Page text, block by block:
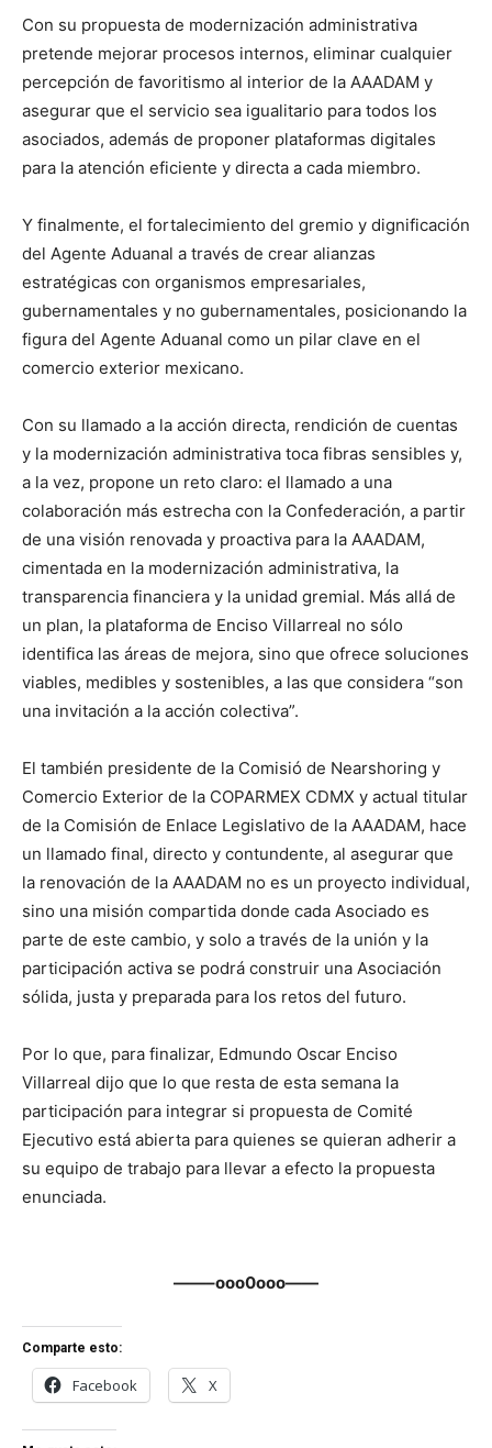
Con su propuesta de modernización administrativa
pretende mejorar procesos internos, eliminar cualquier
percepción de favoritismo al interior de la AAADAM y
asegurar que el servicio sea igualitario para todos los
asociados, además de proponer plataformas digitales
para la atención eficiente y directa a cada miembro.
Y finalmente, el fortalecimiento del gremio y dignificación
del Agente Aduanal a través de crear alianzas
estratégicas con organismos empresariales,
gubernamentales y no gubernamentales, posicionando la
figura del Agente Aduanal como un pilar clave en el
comercio exterior mexicano.
Con su llamado a la acción directa, rendición de cuentas
y la modernización administrativa toca fibras sensibles y,
a la vez, propone un reto claro: el llamado a una
colaboración más estrecha con la Confederación, a partir
de una visión renovada y proactiva para la AAADAM,
cimentada en la modernización administrativa, la
transparencia financiera y la unidad gremial. Más allá de
un plan, la plataforma de Enciso Villarreal no sólo
identifica las áreas de mejora, sino que ofrece soluciones
viables, medibles y sostenibles, a las que considera “son
una invitación a la acción colectiva”.
El también presidente de la Comisió de Nearshoring y
Comercio Exterior de la COPARMEX CDMX y actual titular
de la Comisión de Enlace Legislativo de la AAADAM, hace
un llamado final, directo y contundente, al asegurar que
la renovación de la AAADAM no es un proyecto individual,
sino una misión compartida donde cada Asociado es
parte de este cambio, y solo a través de la unión y la
participación activa se podrá construir una Asociación
sólida, justa y preparada para los retos del futuro.
Por lo que, para finalizar, Edmundo Oscar Enciso
Villarreal dijo que lo que resta de esta semana la
participación para integrar si propuesta de Comité
Ejecutivo está abierta para quienes se quieran adherir a
su equipo de trabajo para llevar a efecto la propuesta
enunciada.
——–ooo0ooo——
Comparte esto:
Facebook X